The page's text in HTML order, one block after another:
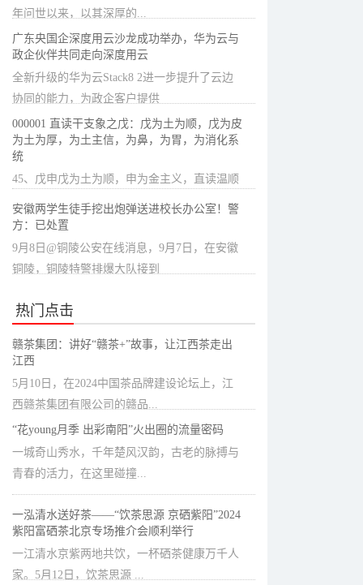
年问世以来，以其深厚的...
广东央国企深度用云沙龙成功举办，华为云与
政企伙伴共同走向深度用云
全新升级的华为云Stack8 2进一步提升了云边
协同的能力，为政企客户提供
000001 直读干支象之戊：戊为土为顺，戊为皮
为土为厚，为土主信，为鼻，为胃，为消化系
统
45、戊申戊为土为顺，申为金主义，直读温顺
又讲义气。戊为皮为土为
安徽两学生徒手挖出炮弹送进校长办公室！警
方：已处置
9月8日@铜陵公安在线消息，9月7日，在安徽
铜陵，铜陵特警排爆大队接到
热门点击
赣茶集团：讲好“赣茶+”故事，让江西茶走出
江西
5月10日，在2024中国茶品牌建设论坛上，江
西赣茶集团有限公司的赣品...
“花young月季 出彩南阳”火出圈的流量密码
一城奇山秀水，千年楚风汉韵，古老的脉搏与
青春的活力，在这里碰撞...
一泓清水送好茶——“饮茶思源 京硒紫阳”2024
紫阳富硒茶北京专场推介会顺利举行
一江清水京紫两地共饮，一杯硒茶健康万千人
家。5月12日，饮茶思源 ...